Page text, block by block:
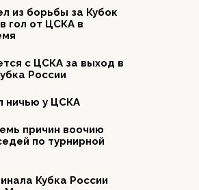
из борьбы за Кубок
гол от ЦСКА в
с ЦСКА за выход в
России
ничью у ЦСКА
причин воочию
по турнирной
Кубка России